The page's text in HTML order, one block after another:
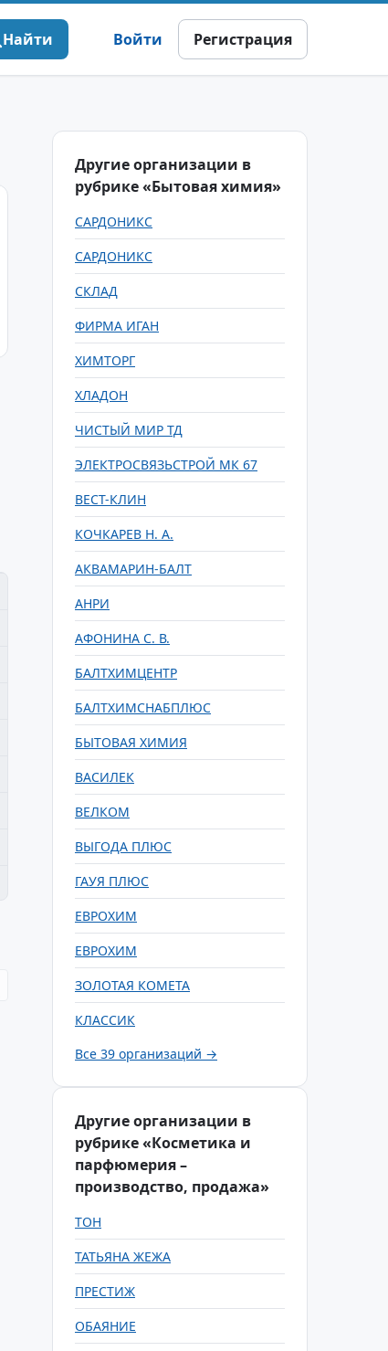
Найти Войти Регистрация
Другие организации в
рубрике «Бытовая химия»
САРДОНИКС
САРДОНИКС
СКЛАД
ФИРМА ИГАН
ХИМТОРГ
ХЛАДОН
ЧИСТЫЙ МИР ТД
ЭЛЕКТРОСВЯЗЬСТРОЙ МК 67
ВЕСТ-КЛИН
КОЧКАРЕВ Н. А.
АКВАМАРИН-БАЛТ
АНРИ
АФОНИНА С. В.
БАЛТХИМЦЕНТР
БАЛТХИМСНАБПЛЮС
БЫТОВАЯ ХИМИЯ
ВАСИЛЕК
ВЕЛКОМ
ВЫГОДА ПЛЮС
ГАУЯ ПЛЮС
ЕВРОХИМ
ЕВРОХИМ
ЗОЛОТАЯ КОМЕТА
КЛАССИК
Все 39 организаций →
Другие организации в
рубрике «Косметика и
парфюмерия –
производство, продажа»
ТОН
ТАТЬЯНА ЖЕЖА
ПРЕСТИЖ
ОБАЯНИЕ